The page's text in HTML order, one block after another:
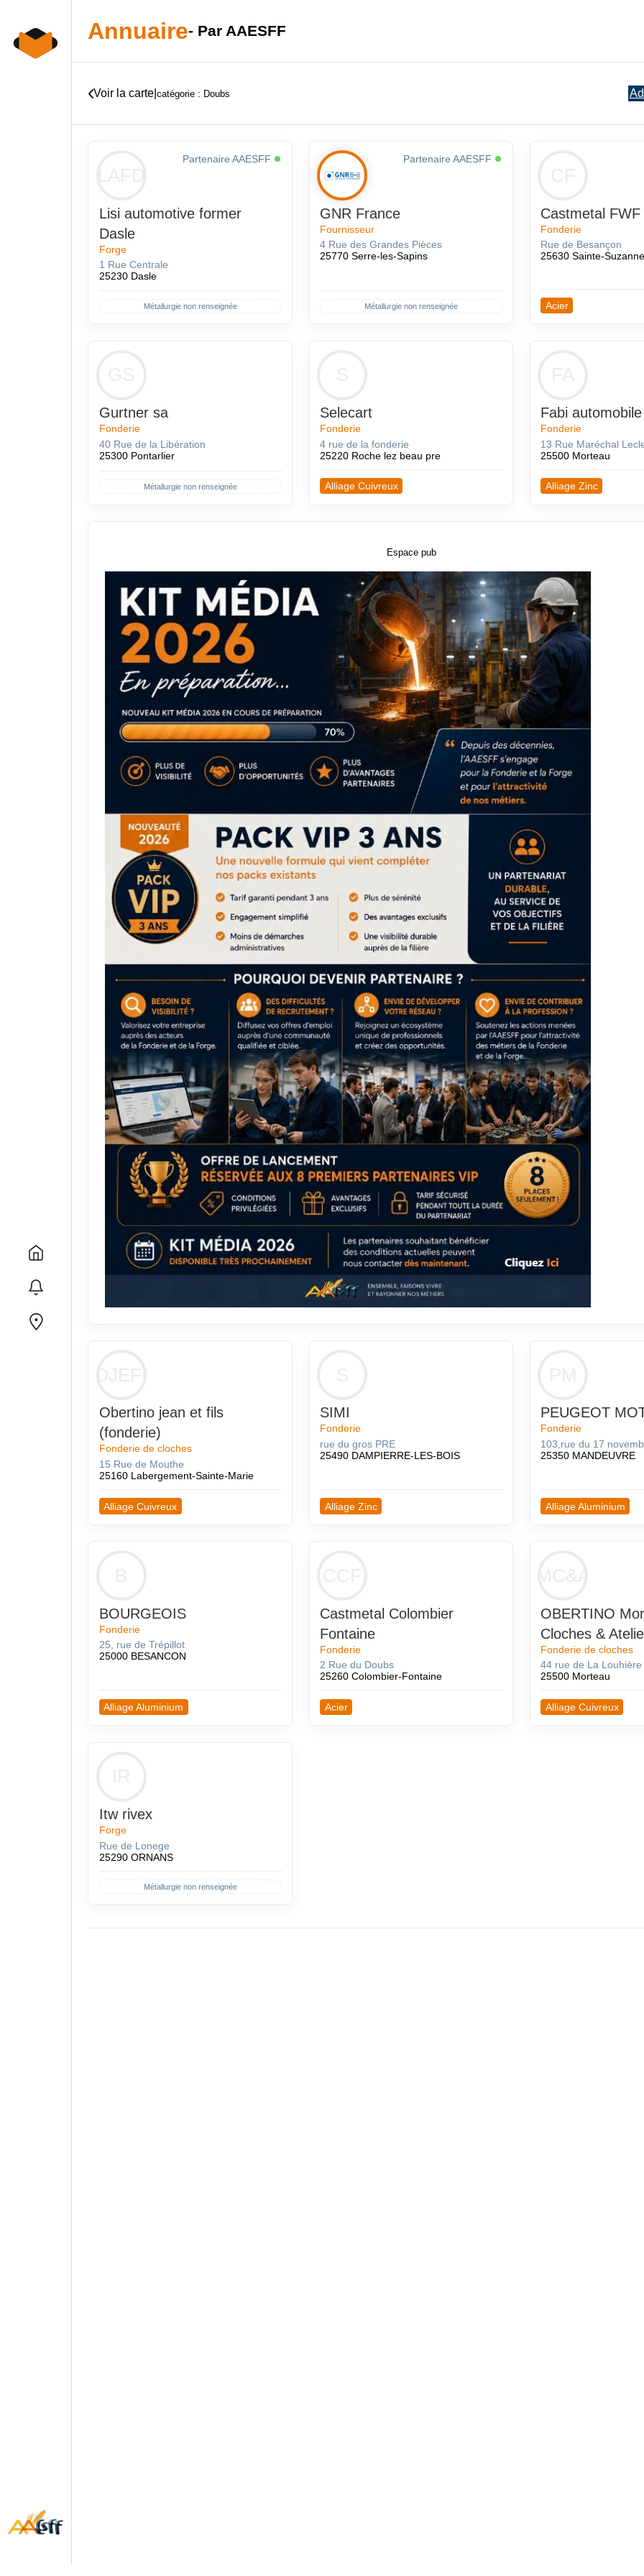
content
Annuaire- Par AAESFF
Voir la carte |catégorie : Doubs
Lisi automotive former
Dasle
Forge
Partenaire AAESFF
1 Rue Centrale
25230 Dasle
Métallurgie non renseignée
GNR France
Fournisseur
Partenaire AAESFF
4 Rue des Grandes Pièces
25770 Serre-les-Sapins
Métallurgie non renseignée
Castmetal FWF
Fonderie
Rue de Besançon
25630 Sainte-Suzanne
Acier
Gurtner sa
Fonderie
40 Rue de la Libération
25300 Pontarlier
Métallurgie non renseignée
Selecart
Fonderie
4 rue de la fonderie
25220 Roche lez beau pre
Alliage Cuivreux
Fabi automobile
Fonderie
13 Rue Maréchal
25500 Morteau
Alliage Zinc
Obertino jean et fils
(fonderie)
Fonderie de cloches
15 Rue de Mouthe
25160 Labergement-Sainte-Marie
Alliage Cuivreux
SIMI
Fonderie
rue du gros PRE
25490 DAMPIERRE-LES-BOIS
Alliage Zinc
PEUGEOT
Fonderie
103,rue du 17
25350 MANDEUVRE
Alliage Aluminium
BOURGEOIS
Fonderie
25, rue de Trépillot
25000 BESANCON
Alliage Aluminium
Castmetal Colombier
Fontaine
Fonderie
2 Rue du Doubs
25260 Colombier-Fontaine
Acier
OBERTINO
Cloches &
Fonderie de cloches
44 rue de La Louhière
25500 Morteau
Alliage Cuivreux
Itw rivex
Forge
Rue de Lonege
25290 ORNANS
Métallurgie non renseignée
Espace pub